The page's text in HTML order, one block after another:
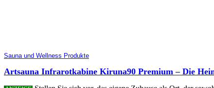
Sauna und Wellness Produkte
Artsauna Infrarotkabine Kiruna90 Premium – Die